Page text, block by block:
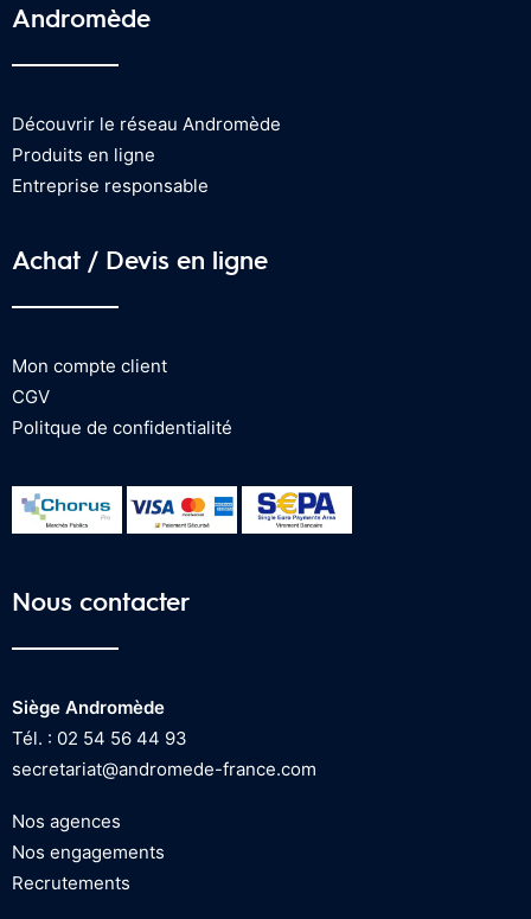
Andromède
Découvrir le réseau Andromède
Produits en ligne
Entreprise responsable
Achat / Devis en ligne
Mon compte client
CGV
Politque de confidentialité
Nous contacter
Siège Andromède
Tél. : 02 54 56 44 93
secretariat@andromede-france.com
Nos agences
Nos engagements
Recrutements